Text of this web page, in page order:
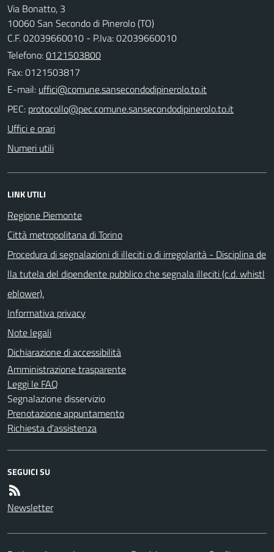
Via Bonatto, 3
10060 San Secondo di Pinerolo (TO)
C.F. 02039660010 - P.Iva: 02039660010
Telefono:0121503800
Fax: 0121503817
E-mail:
PEC:
Uffici e orari
Numeri utili
LINK UTILI
Regione Piemonte
Città metropolitana di Torino
Procedura di segnalazioni di illeciti o di irregolarità - Disciplina de
lla tutela del dipendente pubblico che segnala illeciti (c.d. whistl
eblower).
Informativa privacy
Note legali
Dichiarazione di accessibilità
Amministrazione trasparente
Leggi le FAQ
Segnalazione disservizio
Prenotazione appuntamento
Richiesta d'assistenza
SEGUICI SU
Newsletter